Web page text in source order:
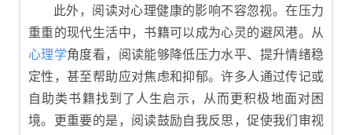
此外，阅读对心理健康的影响不容忽视。在压力
重重的现代生活中，书籍可以成为心灵的避风港。从
心理学角度看，阅读能够降低压力水平、提升情绪稳
定性，甚至帮助应对焦虑和抑郁。许多人通过传记或
自助类书籍找到了人生启示，从而更积极地面对困
境。更重要的是，阅读鼓励自我反思，促使我们审视